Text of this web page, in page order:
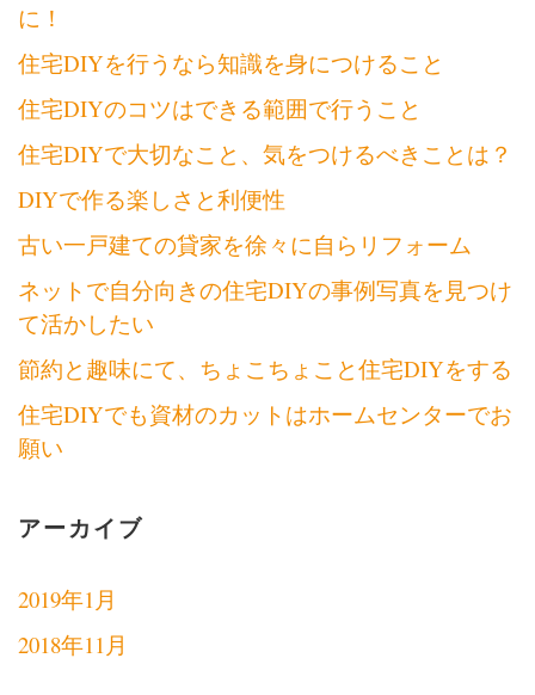
に！
住宅DIYを行うなら知識を身につけること
住宅DIYのコツはできる範囲で行うこと
住宅DIYで大切なこと、気をつけるべきことは？
DIYで作る楽しさと利便性
古い一戸建ての貸家を徐々に自らリフォーム
ネットで自分向きの住宅DIYの事例写真を見つけ
て活かしたい
節約と趣味にて、ちょこちょこと住宅DIYをする
住宅DIYでも資材のカットはホームセンターでお
願い
アーカイブ
2019年1月
2018年11月